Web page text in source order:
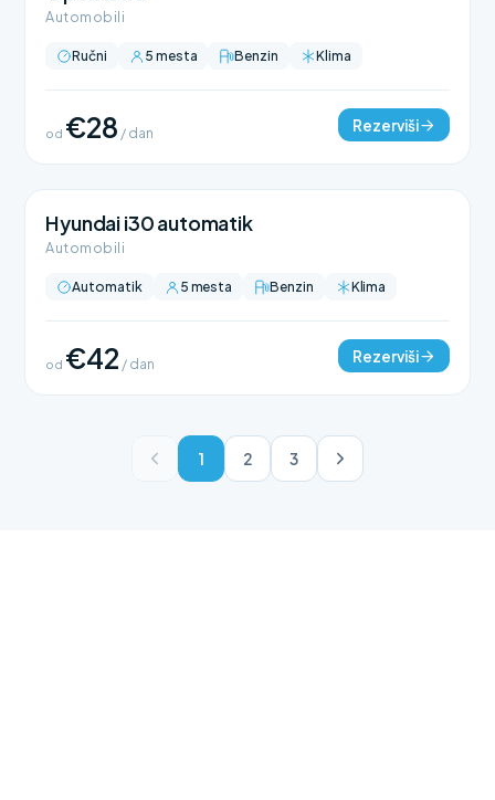
Automobili
Ručni 5 mesta Benzin Klima
od €28 / dan Rezerviši
Hyundai i30 automatik
Automobili
Automatik 5 mesta Benzin Klima
od €42 / dan Rezerviši
1 2 3